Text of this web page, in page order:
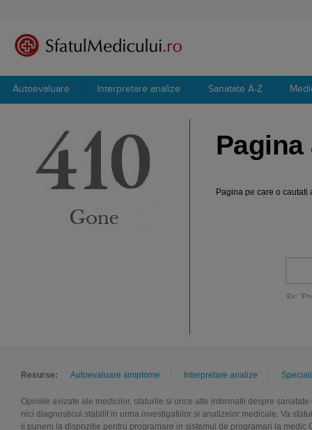
Autoevaluare Interpretare analize Sanatate A-Z
Pagina pe care o cautati
Ex:
Resurse: Autoevaluare simptome Interpretare analize
Opiniile avizate ale medicilor, sfaturile si orice alte informatii despre
nici diagnosticul stabilit in urma investigatiilor si analizelor medicale. Va
ii punem la dispozitie pentru programare in sistemul de programari la medic